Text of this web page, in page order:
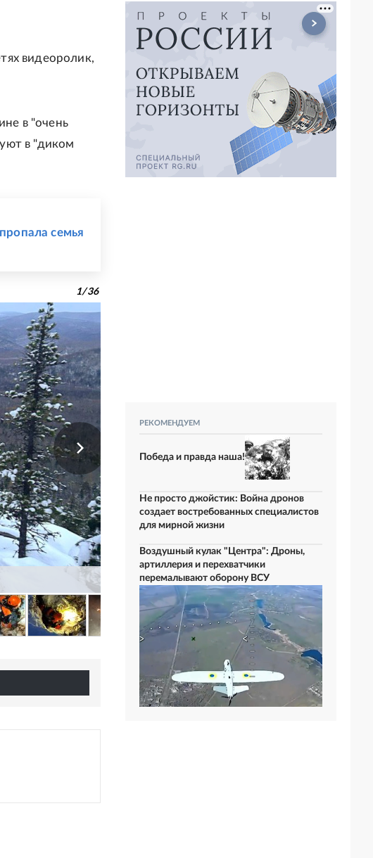
видеоролик,
в "очень
в "диком
семья
1/36
РЕКОМЕНДУЕМ
Победа и правда наша!
Не просто джойстик: Война дронов
создает востребованных специалистов
для мирной жизни
Воздушный кулак "Центра": Дроны,
артиллерия и перехватчики
перемалывают оборону ВСУ